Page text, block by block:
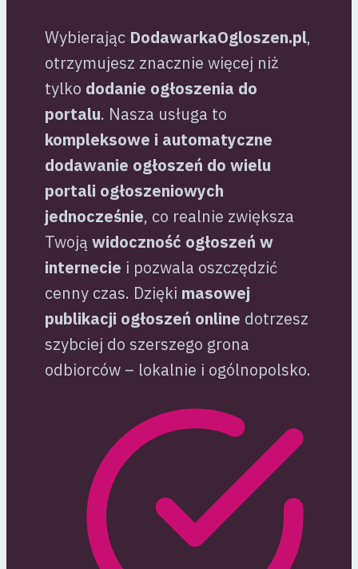
Wybierając DodawarkaOgloszen.pl,
otrzymujesz znacznie więcej niż
tylko dodanie ogłoszenia do
portalu. Nasza usługa to
kompleksowe i automatyczne
dodawanie ogłoszeń do wielu
portali ogłoszeniowych
jednocześnie, co realnie zwiększa
Twoją widoczność ogłoszeń w
internecie i pozwala oszczędzić
cenny czas. Dzięki masowej
publikacji ogłoszeń online dotrzesz
szybciej do szerszego grona
odbiorców – lokalnie i ogólnopolsko.